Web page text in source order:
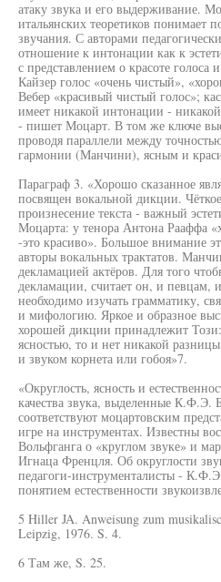
атаку звука и его выдерживание.
итальянских теоретиков понимает
звучания. С авторами
отношение к интонации как к
с представлением о красоте голоса
Кайзер голос «очень чистый»,
Вебер «красивый чистый голос»;
имеет никакой интонации -
- пишет Моцарт. В том же ключе
проводя параллели между
гармонии (Манчини), ясным и
Параграф 3. «Хорошо сказанное
посвящен вокальной дикции.
произнесение текста - важный
Моцарта: у тенора Антона Рааффа
-это красиво». Большое внимание
авторы вокальных трактатов.
декламацией актёров. Для того
декламации, считает он, и певцам,
необходимо изучать грамматику,
и мифологию. Яркое и образное
хорошей дикции принадлежит
ясностью, то и нет никакой
и звуком корнета или гобоя»7.
«Округлость, ясность и
качества звука, выделенные К.Ф.Э.
соответствуют моцартовским
игре на инструментах. Известны
Вольфганга о «круглом звуке» и
Игнаца Френцля. Об округлости
педагоги-инструменталисты -
понятием естественности
5 Hiller JA. Anweisung zum
Leipzig, 1976. S. 4.
6 Там же, S. 25.